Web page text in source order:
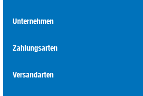
Unternehmen
Zahlungsarten
Versandarten